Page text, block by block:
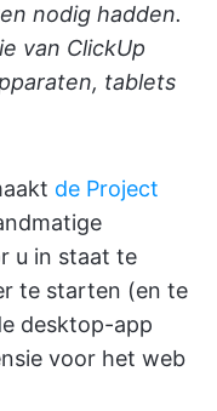
nodig hadden.
van ClickUp
tablets
de Project
u in staat te
te starten (en te
desktop-app
voor het web